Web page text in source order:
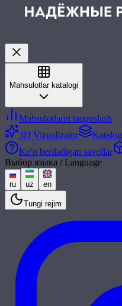
Mahsulotlar katalogi
Mahsulotlarni taqqoslash
3D Vizualizator
Katalog
Ko'p beriladigan savollar
Выбор языка / Language
ru uz en
Tungi rejim